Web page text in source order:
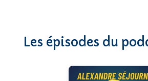
Les épisodes du